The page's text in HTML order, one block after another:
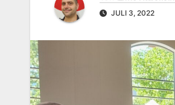
JULI 3, 2022